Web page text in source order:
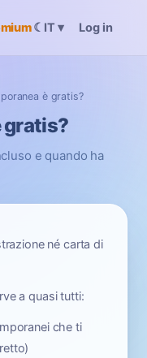
☾ IT ▾ Log in
è gratis?
gratis?
e quando ha
né carta di
a quasi tutti:
che ti